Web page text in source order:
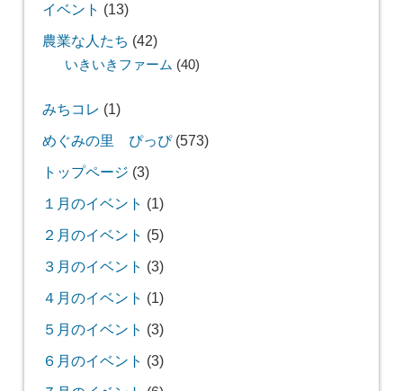
イベント (13)
農業な人たち (42)
いきいきファーム (40)
みちコレ (1)
めぐみの里 ぴっぴ(573)
トップページ (3)
１月のイベント (1)
２月のイベント (5)
３月のイベント (3)
４月のイベント (1)
５月のイベント (3)
６月のイベント (3)